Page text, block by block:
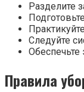
Разделите
Следуйте
Обеспечьте
Правила